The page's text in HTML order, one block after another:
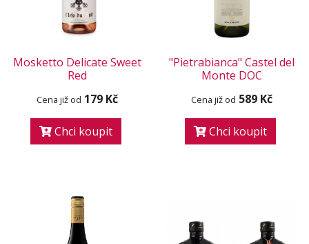
Mosketto Delicate Sweet
Red
Cena již od 179 Kč
Chci koupit
"Pietrabianca" Castel del
Monte DOC
Cena již od 589 Kč
Chci koupit